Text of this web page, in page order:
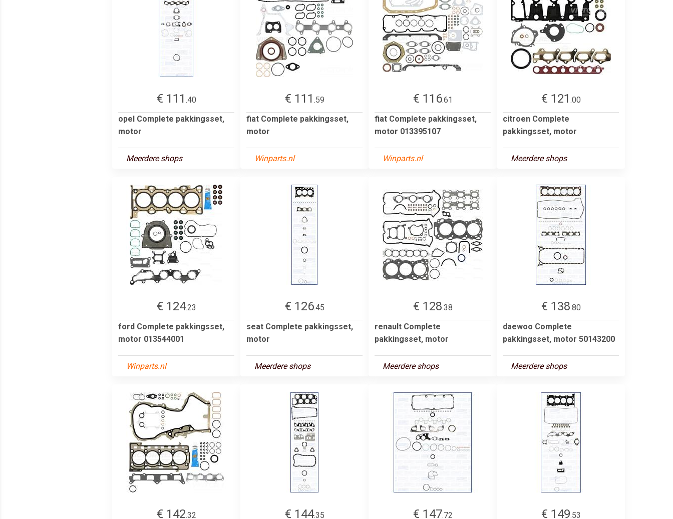
€ 111 .40
opel Complete pakkingsset,
motor
Meerdere shops
€ 111 .59
fiat Complete pakkingsset,
motor
Winparts.nl
€ 116.61
fiat Complete pakkingsset,
motor 013395107
Winparts.nl
€ 121 .00
citroen Complete
pakkingsset, motor
Meerdere shops
€ 124.23
ford Complete pakkingsset,
motor 013544001
Winparts.nl
€ 126.45
seat Complete pakkingsset,
motor
Meerdere shops
€ 128.38
renault Complete
pakkingsset, motor
Meerdere shops
€ 138.80
daewoo Complete
pakkingsset, motor 50143200
Meerdere shops
€ 142.32 € 144.35 € 147.72 € 149.53